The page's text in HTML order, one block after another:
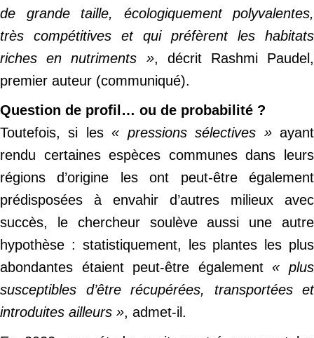
de grande taille, écologiquement polyvalentes,
très compétitives et qui préfèrent les habitats
riches en nutriments », décrit Rashmi Paudel,
premier auteur (communiqué).
Question de profil… ou de probabilité ?
Toutefois, si les« pressions sélectives »ayant
rendu certaines espèces communes dans leurs
régions d’origine les ont peut-être également
prédisposées à envahir d’autres milieux avec
succès, le chercheur soulève aussi une autre
hypothèse : statistiquement, les plantes les plus
abondantes étaient peut-être également« plus
susceptibles d’être récupérées, transportées et
introduites ailleurs », admet-il.